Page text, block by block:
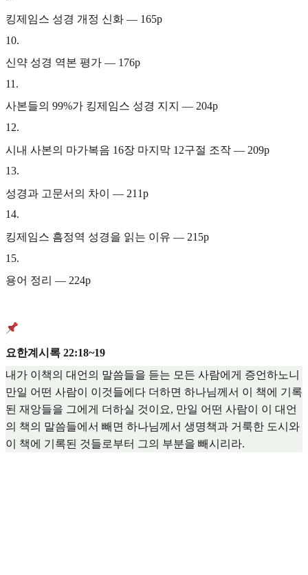
킹제임스 성경 개정 신화 — 165p
10.
신약 성경 역본 평가 — 176p
11 .
사본들의 99%가 킹제임스 성경 지지 — 204p
12.
시내 사본의 마가복음 16장 마지막 12구절 조작 — 209p
13.
성경과 고문서의 차이 — 211p
14.
킹제임스 흠정역 성경을 읽는 이유 — 215p
15.
용어 정리 — 224p
요한계시록 22:18~19
내가 이책의 대언의 말씀들을 듣는 모든 사람에게 증언하노니
만일 어떤 사람이 이것들에다 더하면 하나님께서 이 책에 기록
된 재앙들을 그에게 더하실 것이요, 만일 어떤 사람이 이 대언
의 책의 말씀들에서 빼면 하나님께서 생명책과 거룩한 도시와
이 책에 기록된 것들로부터 그의 부분을 빼시리라.